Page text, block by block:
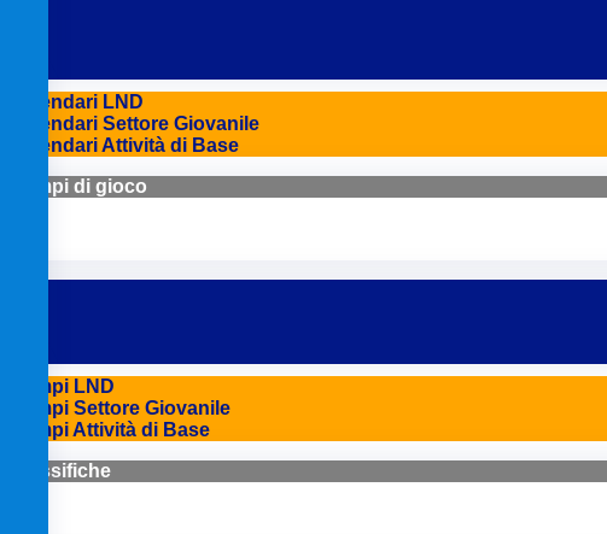
Calendari LND
Calendari Settore Giovanile
Calendari Attività di Base
Campi di gioco
Campi LND
Campi Settore Giovanile
Campi Attività di Base
Classifiche